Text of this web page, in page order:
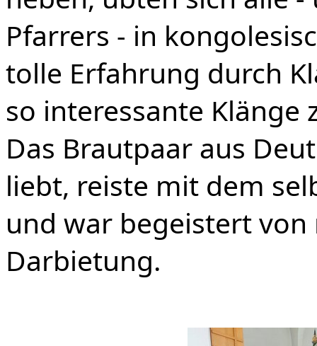
Pfarrers - in
tolle Erfahrung durch
so interessante Klänge
Das Brautpaar aus
liebt, reiste mit dem
und war begeistert
Darbietung.